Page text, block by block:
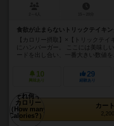
食欲が止まらないトリックテイキン
【カロリー摂取】×【トリックテイ
にハンバーガー。 ここには美味し
ードを出し合い、一番大きい数値を...
10
興味あり
29
経験あり
カー